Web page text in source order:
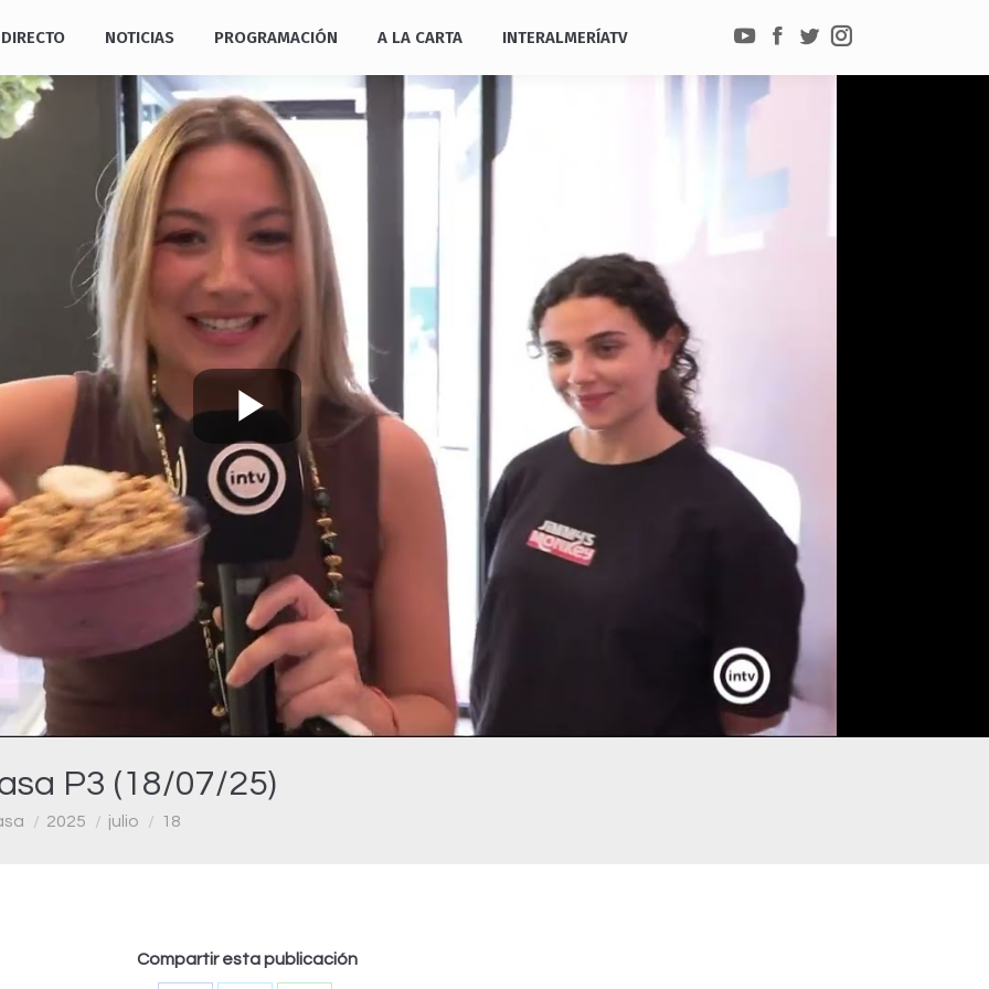
DIRECTO NOTICIAS PROGRAMACIÓN A LA CARTA INTERALMERÍATV
YouTube
Facebook
TwitterInstagram
P3 (18/07/25)
2025 julio 18
Play
Video
Compartir esta publicación